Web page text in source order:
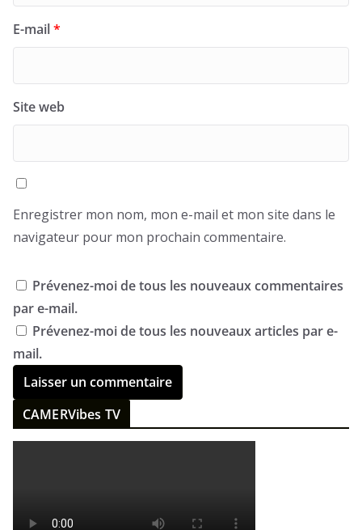
E-mail*
Site web
Enregistrer mon nom, mon e-mail et mon site dans le
navigateur pour mon prochain commentaire.
Prévenez-moi de tous les nouveaux commentaires
par e-mail.
Prévenez-moi de tous les nouveaux articles par e-
mail.
CAMERVibes TV